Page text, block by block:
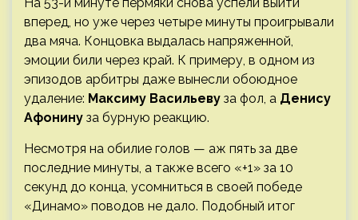
вперед, но уже через четыре минуты проигрывали
два мяча. Концовка выдалась напряженной,
эмоции били через край. К примеру, в одном из
эпизодов арбитры даже вынесли обоюдное
удаление: Максиму Васильеву за фол, а Денису
Афонину за бурную реакцию.
Несмотря на обилие голов — аж пять за две
последние минуты, а также всего «+1» за 10
секунд до конца, усомниться в своей победе
«Динамо» поводов не дало. Подобный итог